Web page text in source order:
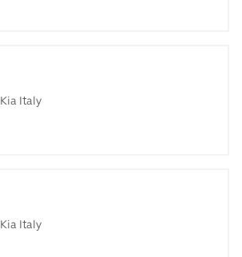
Kia Italy
Kia Italy